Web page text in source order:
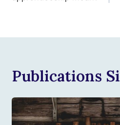
L’article
Publications